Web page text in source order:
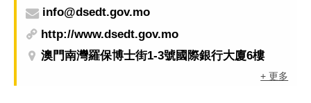
info@dsedt.gov.mo
http://www.dsedt.gov.mo
澳門南灣羅保博士街1-3號國際銀行大廈6樓
+ 更多